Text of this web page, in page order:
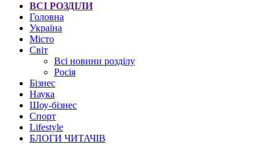
ВСІ РОЗДІЛИ
Головна
Україна
Місто
Світ
Всі новини розділу
Росія
Бізнес
Наука
Шоу-бізнес
Спорт
Lifestyle
БЛОГИ ЧИТАЧІВ